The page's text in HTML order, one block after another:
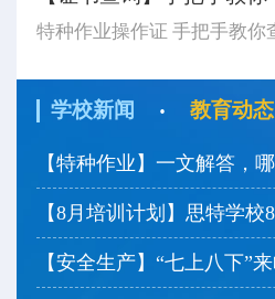
学校新闻 · 教育动态